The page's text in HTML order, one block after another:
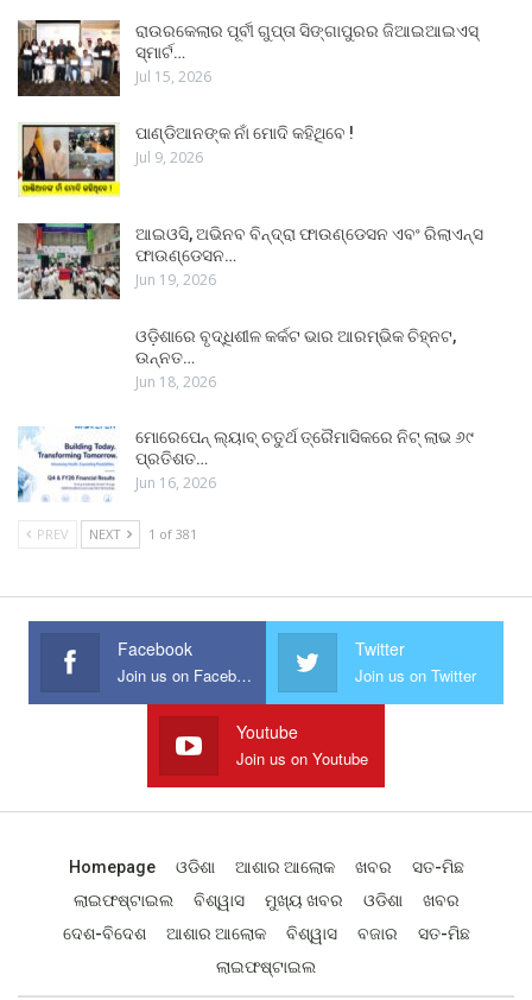
ରାଉରକେଲାର ପୂର୍ବୀ ଗୁପ୍ତା ସିଙ୍ଗାପୁରର ଜିଆଇଆଇଏସ୍
ସ୍ମାର୍ଟ…
Jul 15, 2026
ପାଣ୍ଡିଆନଙ୍କ ନାଁ ମୋଦି କହିଥିବେ !
Jul 9, 2026
ଆଇଓସି, ଅଭିନବ ବିନ୍ଦ୍ରା ଫାଉଣ୍ଡେସନ ଏବଂ ରିଲାଏନ୍ସ
ଫାଉଣ୍ଡେସନ…
Jun 19, 2026
ଓଡ଼ିଶାରେ ବୃଦ୍ଧିଶୀଳ କର୍କଟ ଭାର ଆରମ୍ଭିକ ଚିହ୍ନଟ,
ଉନ୍ନତ…
Jun 18, 2026
ମୋରେପେନ୍ ଲ୍ୟାବ୍ ଚତୁର୍ଥ ତ୍ରୈମାସିକରେ ନିଟ୍ ଲାଭ ୬୯
ପ୍ରତିଶତ…
Jun 16, 2026
PREV NEXT 1 of 381
Facebook
Join us on Facebook
Twitter
Join us on Twitter
Youtube
Join us on Youtube
Homepage ଓଡିଶା ଆଶାର ଆଲୋକ ଖବର
ସତ-ମିଛ
ଲାଇଫଷ୍ଟାଇଲ
ବିଶ୍ୱାସ ମୁଖ୍ୟ ଖବର ଓଡିଶା
ଖବର
ଦେଶ-ବିଦେଶ
ଆଶାର ଆଲୋକ ବିଶ୍ୱାସ ବଜାର
ସତ-ମିଛ
ଲାଇଫଷ୍ଟାଇଲ